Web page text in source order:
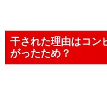
干された理由はコン
がったため？